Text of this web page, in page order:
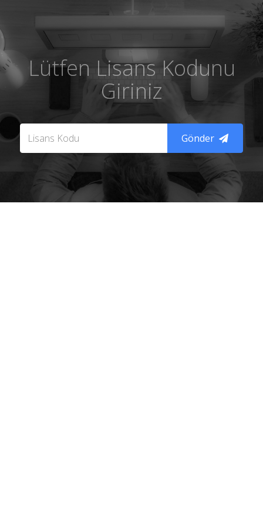
Lütfen Lisans Kodunu
Giriniz
Gönder